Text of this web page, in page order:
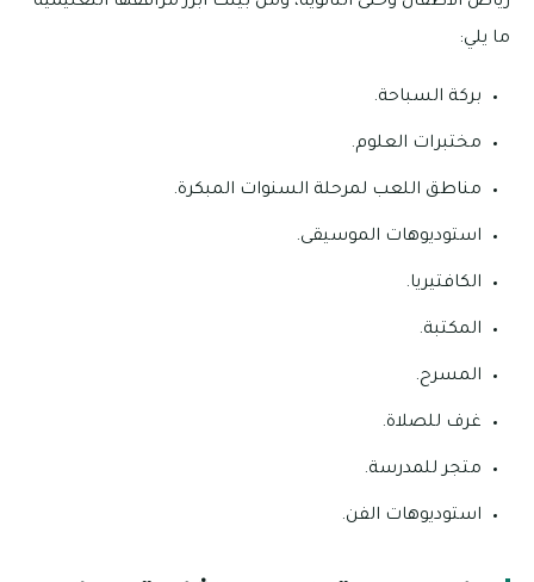
ما يلي:
بركة السباحة.
مختبرات العلوم.
مناطق اللعب لمرحلة السنوات المبكرة.
استوديوهات الموسيقى.
الكافتيريا.
المكتبة.
المسرح.
غرف للصلاة.
متجر للمدرسة.
استوديوهات الفن.